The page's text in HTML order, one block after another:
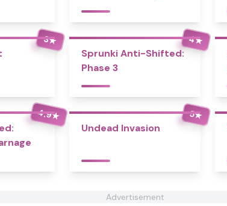
Bonus
3★ 4★
Sprunki Anti-Shifted:
Phase 3
4.9★ 5★
Undead Invasion
Advertisement